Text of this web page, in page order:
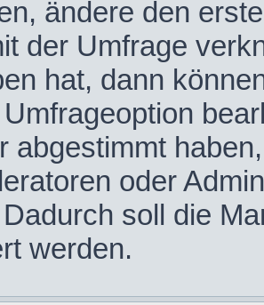
ändere den
der Umfrage
hat, dann
abgestimmt
oder
soll die
werden.